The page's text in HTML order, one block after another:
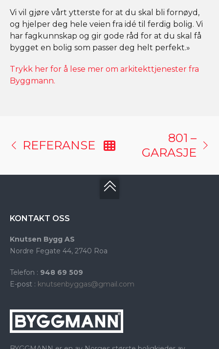
Vi vil gjøre vårt ytterste for at du skal bli fornøyd,
og hjelper deg hele veien fra idé til ferdig bolig. Vi
har fagkunnskap og gir gode råd for at du skal få
bygget en bolig som passer deg helt perfekt.»
Trykk her for å lese mer om arkitekttjenester fra
Byggmann.
REFERANSE
801 –
GARASJE
KONTAKT OSS
Knutsen Bygg AS
Nordre Fegate 44, 2740 Roa
Telefon : 948 69 509
E-post : knutsenbyggas@gmail.com